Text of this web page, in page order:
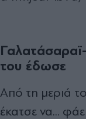
του έδωσε
Από τη μεριά
έκατσε να...